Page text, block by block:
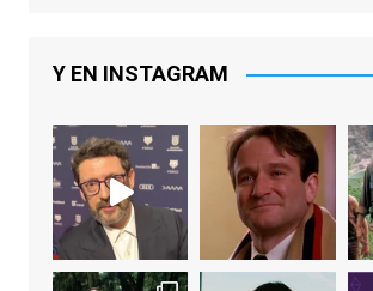
View on Facebook Share
EnClave de Cine
1 week ago
Sobrecogidos por la noticia de
Y EN INSTAGRAM